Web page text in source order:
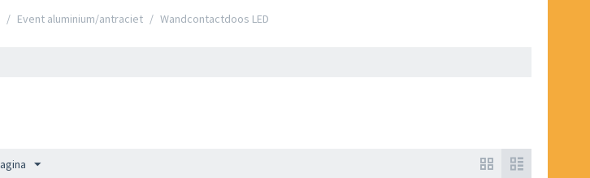
/ Event aluminium/antraciet / Wandcontactdoos LED